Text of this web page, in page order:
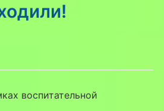
воспитательной